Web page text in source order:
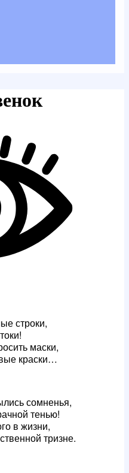
строки,
маски,
краски…
сомненья,
тенью!
в жизни,
тризне.